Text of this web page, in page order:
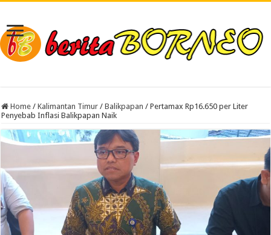
Home / Kalimantan Timur / Balikpapan / Pertamax Rp16.650 per Liter
Penyebab Inflasi Balikpapan Naik